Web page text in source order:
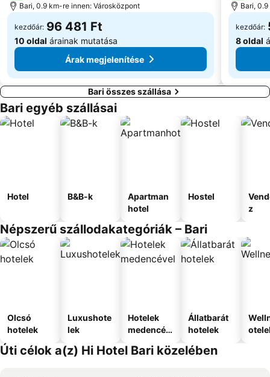
Bari, 0.9 km-re innen: Városközpont
kezdőár: 96 481 Ft
10 oldal árainak mutatása
Árak megjelenítése
Bari,
kezdőár:
8 oldal
Bari összes szállása
Bari egyéb szállásai
Hotel B&B-k
Apartman
hotel
Hostel
z
Népszerű szállodakategóriák – Bari
Olcsó
hotelek
Luxushote
lek
Hotelek
medencév
Állatbarát
hotelek
Úti célok a(z) Hi Hotel Bari közelében